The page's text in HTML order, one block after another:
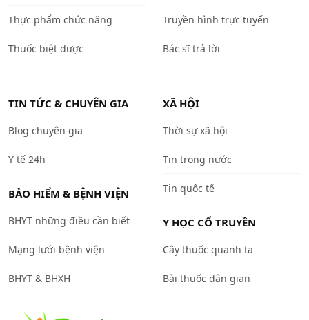
Thực phẩm chức năng
Thuốc biệt dược
Truyền hình trực tuyến
Bác sĩ trả lời
TIN TỨC & CHUYÊN GIA
Blog chuyên gia
Y tế 24h
BẢO HIỂM & BỆNH VIỆN
BHYT những điều cần biết
Mạng lưới bệnh viện
BHYT & BHXH
XÃ HỘI
Thời sự xã hội
Tin trong nước
Tin quốc tế
Y HỌC CỔ TRUYỀN
Cây thuốc quanh ta
Bài thuốc dân gian